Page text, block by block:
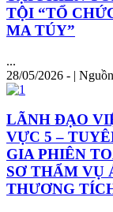
TỘI “TỔ
MA TÚY”
...
28/05/2026 - |
LÃNH ĐẠO
VỰC 5 –
GIA PHIÊN
SƠ THẨM VỤ
THƯƠNG